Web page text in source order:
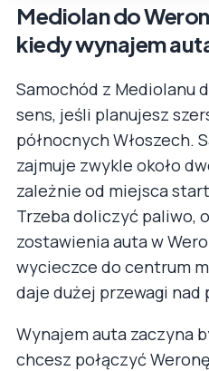
Mediolan do
kiedy wynajem
Samochód z Mediolanu
sens, jeśli planujesz
północnych Włoszech.
zajmuje zwykle około
zależnie od miejsca
Trzeba doliczyć paliwo,
zostawienia auta w
wycieczce do centrum
daje dużej przewagi nad
Wynajem auta zaczyna
chcesz połączyć